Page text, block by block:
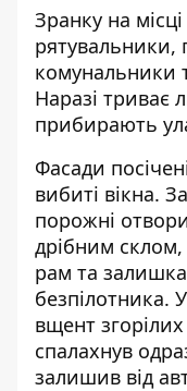
Зранку на
рятувальники,
комунальники
Наразі триває
прибирають
Фасади
вибиті вікна.
порожні
дрібним
рам та
безпілотника.
вщент
спалахнув
залишив від